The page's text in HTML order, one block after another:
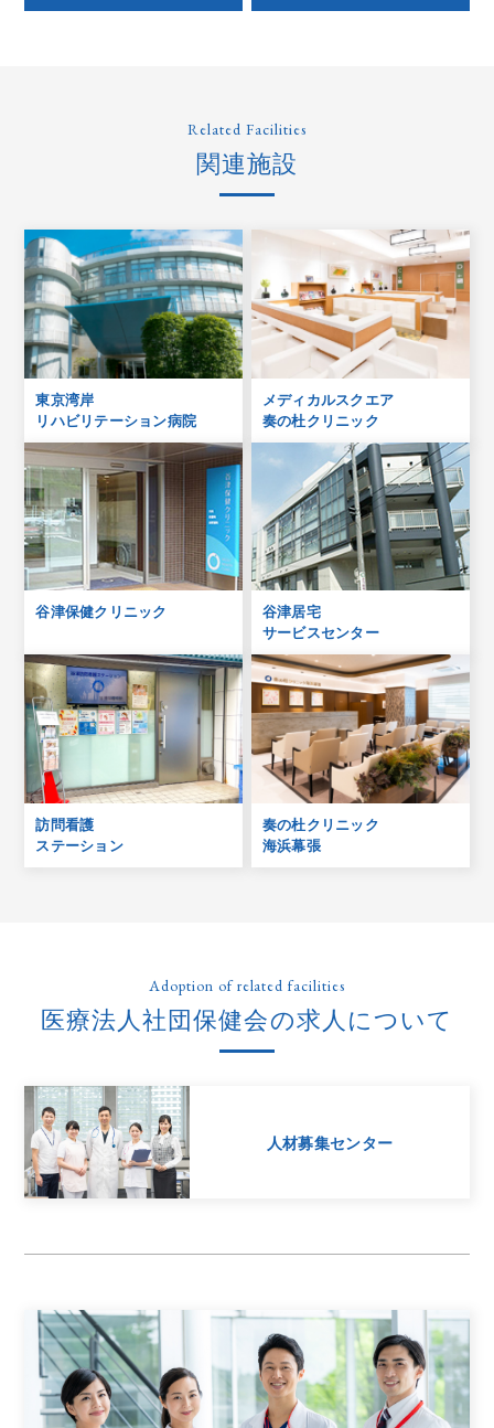
Related Facilities
関連施設
東京湾岸
リハビリテーション病院
メディカルスクエア
奏の杜クリニック
谷津保健クリニック
谷津居宅
サービスセンター
訪問看護
ステーション
奏の杜クリニック
海浜幕張
Adoption of related facilities
医療法人社団保健会の求人について
人材募集センター